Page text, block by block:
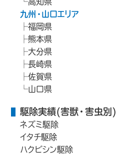
高知県
九州・山口エリア
福岡県
熊本県
大分県
長崎県
佐賀県
山口県
駆除実績(害獣・害虫別)
ネズミ駆除
イタチ駆除
ハクビシン駆除